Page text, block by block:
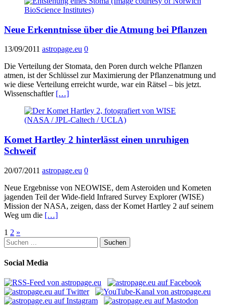
Neue Erkenntnisse über die Atmung bei Pflanzen
13/09/2011 astropage.eu 0
Die Verteilung der Stomata, den Poren durch welche Pflanzen
atmen, ist der Schlüssel zur Maximierung der Pflanzenatmung und
wie diese Verteilung erreicht wurde, war ein Rätsel – bis jetzt.
Wissenschaftler […]
Komet Hartley 2 hinterlässt einen unruhigen
Schweif
20/07/2011 astropage.eu 0
Neue Ergebnisse von NEOWISE, dem Asteroiden und Kometen
jagenden Teil der Wide-field Infrared Survey Explorer (WISE)
Mission der NASA, zeigen, dass der Komet Hartley 2 auf seinem
Weg um die […]
Seitennummerierung
der
Beiträge
1 2 »
Suchen
nach:
Social Media